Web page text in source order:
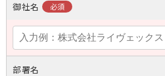
御社名
部署名